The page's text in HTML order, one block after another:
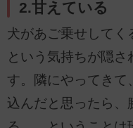
2.甘えている
犬があご乗せしてく
という気持ちが隠
す。隣にやってきて
込んだと思ったら、